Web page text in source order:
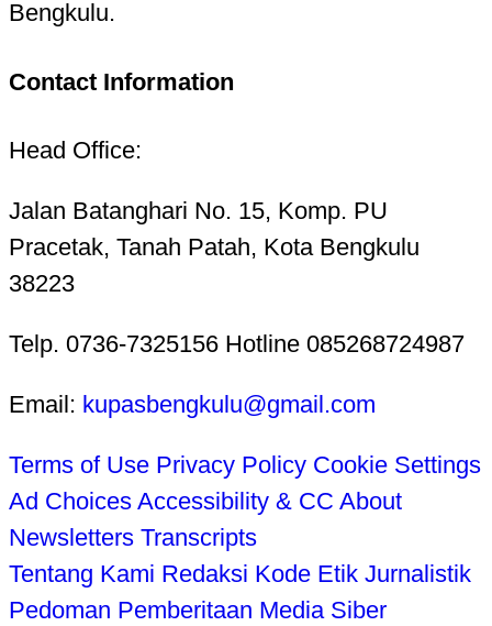
Bengkulu.
Contact Information
Head Office:
Jalan Batanghari No. 15, Komp. PU
Pracetak, Tanah Patah, Kota Bengkulu
38223
Telp. 0736-7325156 Hotline 085268724987
Email: kupasbengkulu@gmail.com
Terms of Use Privacy Policy Cookie Settings
Ad Choices Accessibility & CC About
Newsletters Transcripts
Tentang Kami Redaksi Kode Etik Jurnalistik
Pedoman Pemberitaan Media Siber